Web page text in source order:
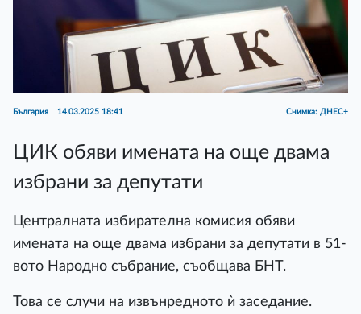
България 14.03.2025 18:41 Снимка: ДНЕС+
ЦИК обяви имената на още двама
избрани за депутати
Централната избирателна комисия обяви
имената на още двама избрани за депутати в 51-
вото Народно събрание, съобщава БНТ.
Това се случи на извънредното ѝ заседание.